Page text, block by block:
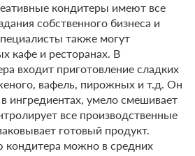
кондитеры имеют все
собственного бизнеса и
также могут
кафе и ресторанах. В
входит приготовление сладких
вафель, пирожных и т.д. Он
ингредиентах, умело смешивает
все производственные
готовый продукт.
кондитера можно в средних